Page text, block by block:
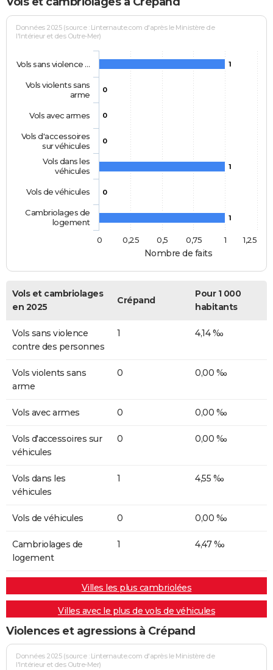
Nombre de faits
Données 2025 (source : Linternaute.com d'après le Ministère de
l'Intérieur et des Outre-Mer)
1
0
0
0
1
0
1
Vols sans violence …
Vols violents sans
arme
Vols avec armes
Vols d'accessoires
sur véhicules
Vols dans les
véhicules
Vols de véhicules
Cambriolages de
logement
0
1
0,25 0,5 0,75 1,25
Vols et cambriolages
en 2025
Crépand
Pour 1 000
habitants
Vols sans violence
contre des personnes
1 4,14 ‰
Vols violents sans
arme
0 0,00 ‰
Vols avec armes 0 0,00 ‰
Vols d'accessoires sur
véhicules
0 0,00 ‰
Vols dans les
véhicules
1 4,55 ‰
Vols de véhicules 0 0,00 ‰
Cambriolages de
logement
1 4,47 ‰
Villes les plus cambriolées
Villes avec le plus de vols de véhicules
Violences et agressions à Crépand
Données 2025 (source : Linternaute.com d'après le Ministère de
l'Intérieur et des Outre-Mer)